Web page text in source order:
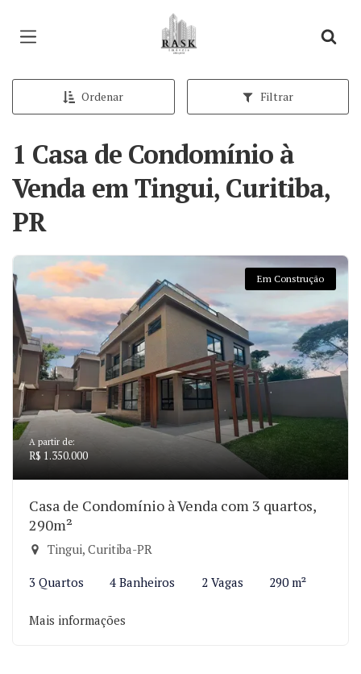
Página inicial
Ordenar Filtrar
1 Casa de Condomínio à
Venda em Tingui, Curitiba,
PR
Em Construção
A partir de:
R$ 1.350.000
Casa de Condomínio à Venda com 3 quartos,
290m²
Tingui, Curitiba-PR
3 Quartos 4 Banheiros 2 Vagas 290 m²
Mais informações